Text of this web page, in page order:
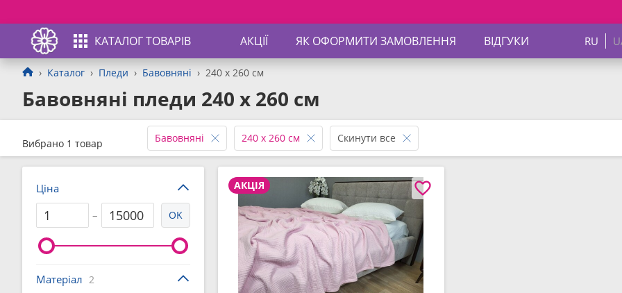
КАТАЛОГ ТОВАРІВ АКЦІЇ ЯК ОФОРМИТИ ЗАМОВЛЕННЯ ВІДГУКИ RU
Каталог Пледи Бавовняні 240 x 260 см
Бавовняні пледи 240 x 260 см
Вибрано 1 товар Бавовняні 240 x 260 см Скинути все
АКЦІЯ
Ціна
–
OK
Матеріал 2